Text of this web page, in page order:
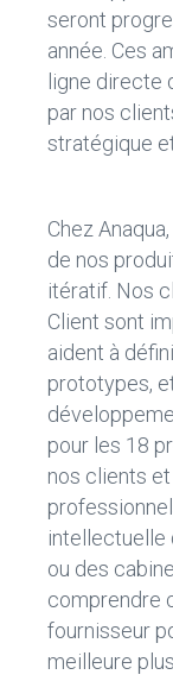
seront
année. Ces
ligne directe
par nos
stratégique
Chez
de nos
itératif. Nos
Client sont
aident à
prototypes,
pour les 18
nos clients
intellectuelle
ou des
comprendre
fournisseur
meilleure